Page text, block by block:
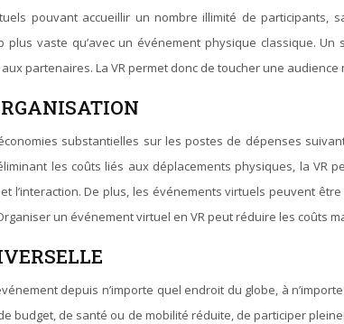
pouvant accueillir un nombre illimité de participants,
vaste qu’avec un événement physique classique.
partenaires. La VR permet donc de toucher une audience
substantielles sur les postes de dépenses
les coûts liés aux déplacements physiques, la VR
l’interaction. De plus, les événements virtuels peuvent
un événement virtuel en VR peut réduire les coûts
depuis n’importe quel endroit du globe, à
de santé ou de mobilité réduite, de participer